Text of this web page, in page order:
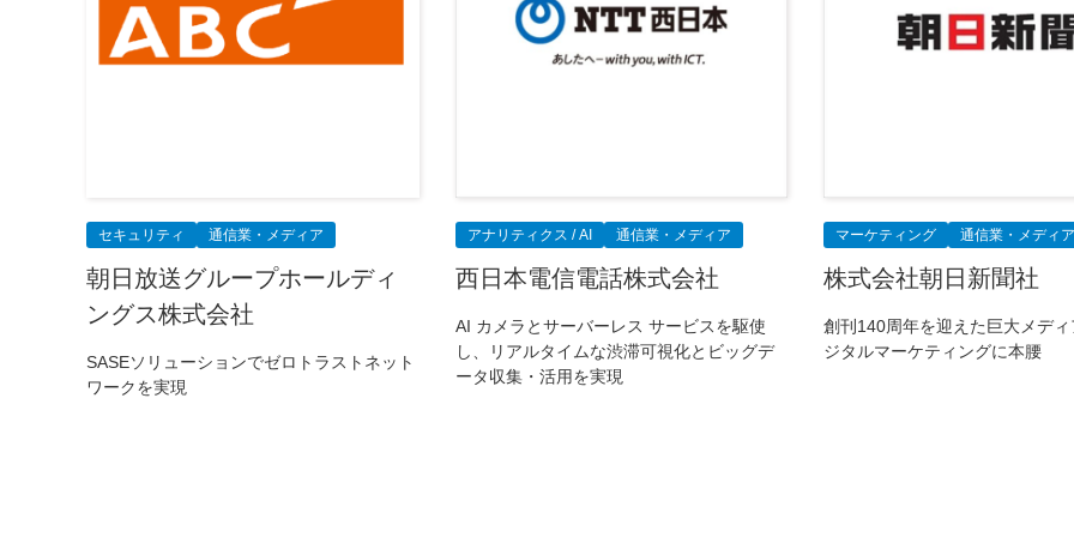
セキュリティ 通信業・メディア
朝日放送グループホールディ
ングス株式会社
SASEソリューションでゼロトラストネット
ワークを実現
アナリティクス / AI 通信業・メディア
西日本電信電話株式会社
AI カメラとサーバーレス サービスを駆使
し、リアルタイムな渋滞可視化とビッグデ
ータ収集・活用を実現
マーケティング 通信業・メディア
株式会社朝日新聞社
創刊140周年を迎えた巨大メデ
ジタルマーケティングに本腰